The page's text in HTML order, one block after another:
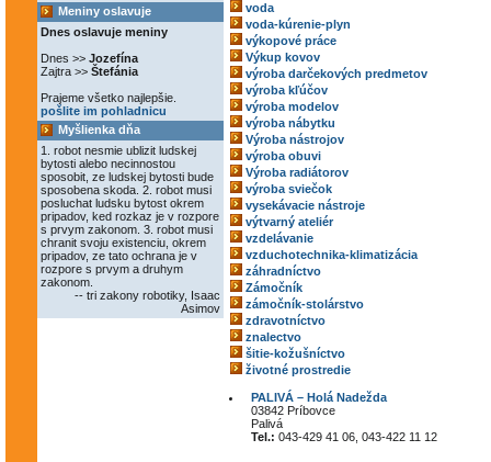
Meniny oslavuje
Dnes oslavuje meniny
Dnes >> Jozefína
Zajtra >> Štefánia
Prajeme všetko najlepšie.
pošlite im pohladnicu
Myšlienka dňa
1. robot nesmie ublizit ludskej
bytosti alebo necinnostou
sposobit, ze ludskej bytosti bude
sposobena skoda. 2. robot musi
posluchat ludsku bytost okrem
pripadov, ked rozkaz je v rozpore
s prvym zakonom. 3. robot musi
chranit svoju existenciu, okrem
pripadov, ze tato ochrana je v
rozpore s prvym a druhym
zakonom.
-- tri zakony robotiky, Isaac
Asimov
voda
voda-kúrenie-plyn
výkopové práce
Výkup kovov
výroba darčekových predmetov
výroba kľúčov
výroba modelov
výroba nábytku
Výroba nástrojov
výroba obuvi
Výroba radiátorov
výroba sviečok
vysekávacie nástroje
výtvarný ateliér
vzdelávanie
vzduchotechnika-klimatizácia
záhradníctvo
Zámočník
zámočník-stolárstvo
zdravotníctvo
znalectvo
šitie-kožušníctvo
životné prostredie
PALIVÁ – Holá Nadežda
03842 Príbovce
Palivá
Tel.: 043-429 41 06, 043-422 11 12